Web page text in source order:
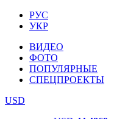
РУС
УКР
ВИДЕО
ФОТО
ПОПУЛЯРНЫЕ
СПЕЦПРОЕКТЫ
USD